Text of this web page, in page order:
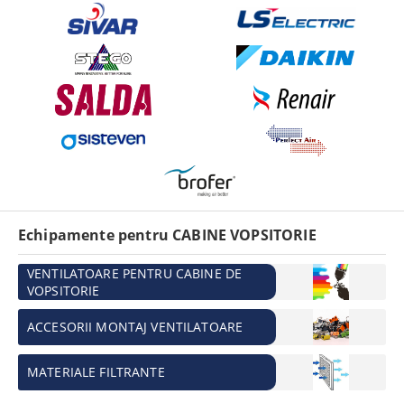
Echipamente pentru CABINE VOPSITORIE
VENTILATOARE PENTRU CABINE DE
VOPSITORIE
ACCESORII MONTAJ VENTILATOARE
MATERIALE FILTRANTE